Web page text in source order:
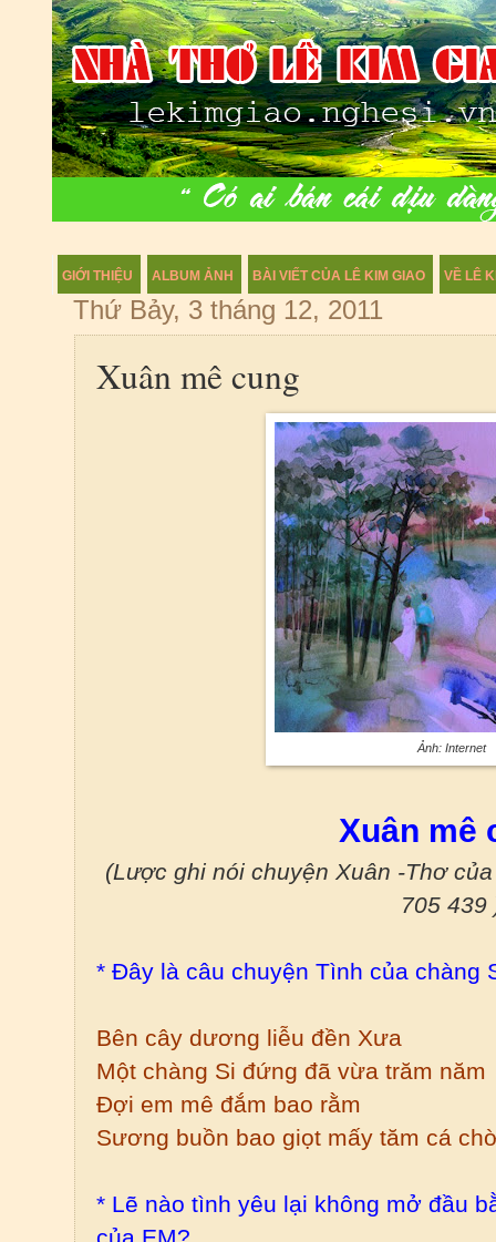
GIỚI THIỆU ALBUM ẢNH BÀI VIẾT CỦA LÊ KIM GIAO VỀ LÊ
Thứ Bảy, 3 tháng 12, 2011
Xuân mê cung
Ảnh: Internet
Xuân mê
(Lược ghi nói chuyện Xuân -Thơ
705 439
* Đây là câu chuyện Tình của chàng
Bên cây dương liễu đền Xưa
Một chàng Si đứng đã vừa trăm năm
Đợi em mê đắm bao rằm
Sương buồn bao giọt mấy tăm cá
* Lẽ nào tình yêu lại không mở đầu
của EM?